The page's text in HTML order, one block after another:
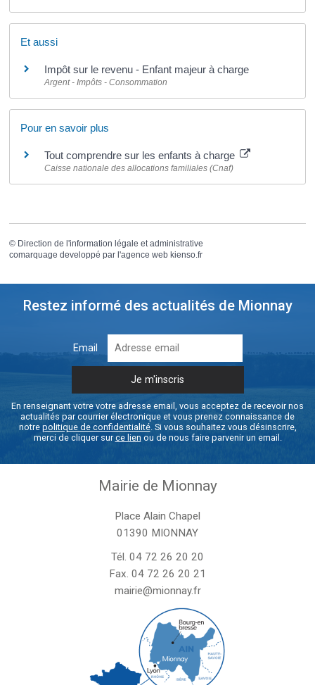
Et aussi
Impôt sur le revenu - Enfant majeur à charge
Argent - Impôts - Consommation
Pour en savoir plus
Tout comprendre sur les enfants à charge
Caisse nationale des allocations familiales (Cnaf)
© Direction de l'information légale et administrative
comarquage developpé par l'agence web kienso.fr
Restez informé des actualités de Mionnay
Email
En renseignant votre votre adresse email, vous acceptez de recevoir nos
actualités par courrier électronique et vous prenez connaissance de
notre politique de confidentialité. Si vous souhaitez vous désinscrire,
merci de cliquer surce lien ou de nous faire parvenir un email.
Mairie de Mionnay
Place Alain Chapel
01390 MIONNAY
Tél. 04 72 26 20 20
Fax. 04 72 26 20 21
mairie@mionnay.fr